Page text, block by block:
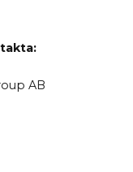
AB